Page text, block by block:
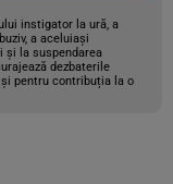
instigator la ură, a
a aceluiași
și la suspendarea
dezbaterile
pentru contribuția la o